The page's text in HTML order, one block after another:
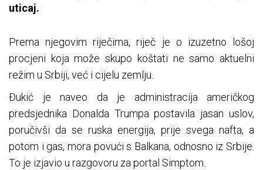
uticaj.
Prema njegovim riječima, riječ je o izuzetno lošoj
procjeni koja može skupo koštati ne samo aktuelni
režim u Srbiji, već i cijelu zemlju.
Đukić je naveo da je administracija američkog
predsjednika Donalda Trumpa postavila jasan uslov,
poručivši da se ruska energija, prije svega nafta, a
potom i gas, mora povući s Balkana, odnosno iz Srbije.
To je izjavio u razgovoru za portal Simptom.